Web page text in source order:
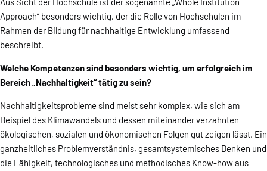
Approach“ besonders wichtig, der die Rolle von Hochschulen im
Rahmen der Bildung für nachhaltige Entwicklung umfassend
beschreibt.
Welche Kompetenzen sind besonders wichtig, um erfolgreich im
Bereich „Nachhaltigkeit“ tätig zu sein?
Nachhaltigkeitsprobleme sind meist sehr komplex, wie sich am
Beispiel des Klimawandels und dessen miteinander verzahnten
ökologischen, sozialen und ökonomischen Folgen gut zeigen lässt. Ein
ganzheitliches Problemverständnis, gesamtsystemisches Denken und
die Fähigkeit, technologisches und methodisches Know-how aus